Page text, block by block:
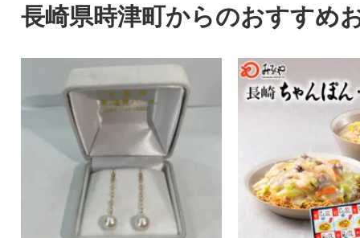
長崎県時津町からのおすすめ